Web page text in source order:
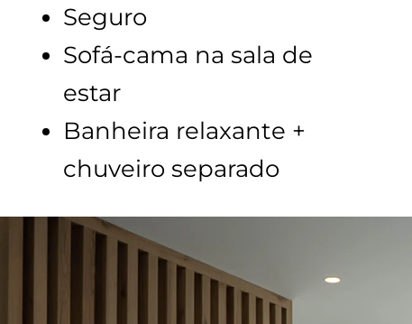
Seguro
Sofá-cama na sala de
estar
Banheira relaxante +
chuveiro separado